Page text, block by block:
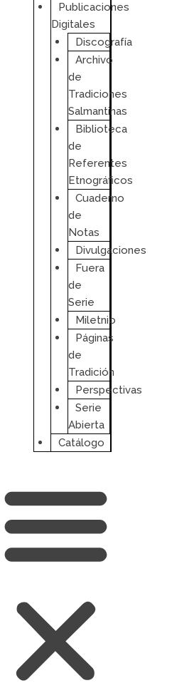
Publicaciones
Digitales
Discografía
Archivo
de
Tradiciones
Salmantinas
Biblioteca
de
Referentes
Etnográficos
Cuaderno
de
Notas
Divulgaciones
Fuera
de
Serie
Miletnio
Páginas
de
Tradición
Perspectivas
Serie
Abierta
Catálogo